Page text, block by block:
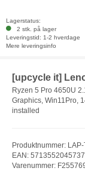
Lagerstatus:
2 stk. på lager
Leveringstid: 1-2 hverdage
Mere leveringsinfo
[upcycle it]
Ryzen 5 Pro 4650U
Graphics, Win11Pro,
installed
Produktnummer:
EAN: 5713552045737
Varenummer: